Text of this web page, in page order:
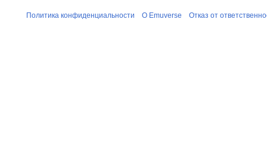
Политика конфиденциальности О Emuverse Отказ от